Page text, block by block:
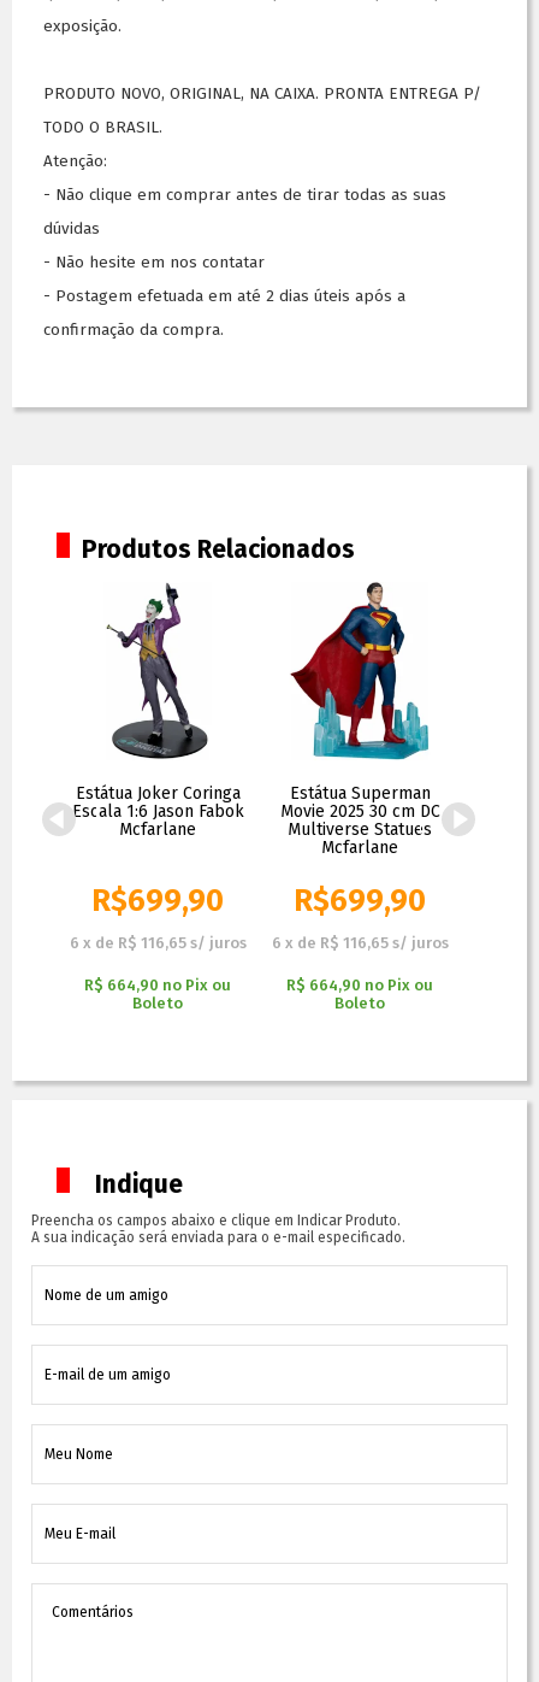
exposição.
PRODUTO NOVO, ORIGINAL, NA CAIXA. PRONTA ENTREGA P/
TODO O BRASIL.
Atenção:
- Não clique em comprar antes de tirar todas as suas
dúvidas
- Não hesite em nos contatar
- Postagem efetuada em até 2 dias úteis após a
confirmação da compra.
Produtos Relacionados
Estátua Joker Coringa
Escala 1:6 Jason Fabok
Mcfarlane
R$699,90
6 x de R$ 116,65 s/ juros
R$ 664,90 no Pix ou
Boleto
Estátua Superman
Movie 2025 30 cm DC
Multiverse Statues
Mcfarlane
R$699,90
6 x de R$ 116,65 s/ juros
R$ 664,90 no Pix ou
Boleto
Asylum
Indique
Preencha os campos abaixo e clique em Indicar Produto.
A sua indicação será enviada para o e-mail especificado.